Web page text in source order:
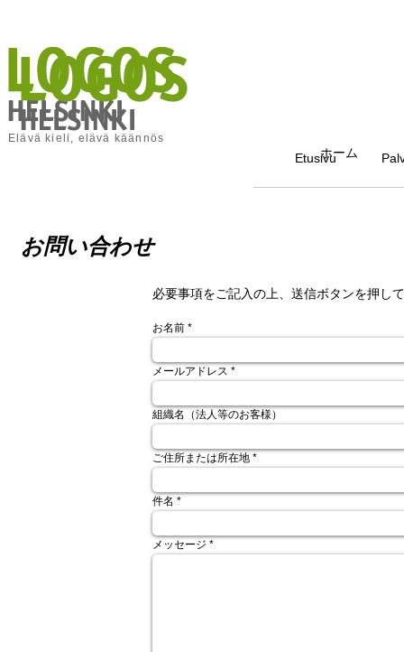
Elävä kieli, elävä käännös
Etusivuホーム
お問い合わせ
必要事項をご記入の上、送信ボタンを押し
お名前
メールアドレス
組織名（法人等のお客様）
ご住所または所在地
件名
メッセージ